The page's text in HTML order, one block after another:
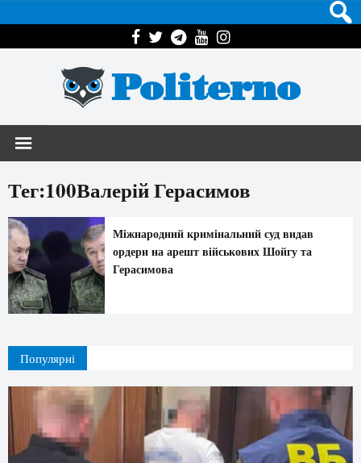
Politerno
Тег:100Валерій Герасимов
Міжнародний кримінальний суд видав
ордери на арешт військових Шойгу та
Герасимова
Популярні